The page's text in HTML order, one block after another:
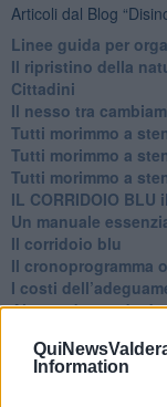
Information
Articoli dal Blog
​Linee guida per
​Il ripristino della
Cittadini
Il nesso tra
Tutti morimmo a
Tutti morimmo a
​Tutti morimmo a
IL CORRIDOIO
Un manuale
Il corridoio blu
​Il cronoprogramma
​I costi
Alcune domande
Verso il full
​La Scienza dei